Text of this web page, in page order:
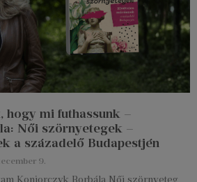
mi futhassunk –
Női szörnyetegek –
a századelő Budapestjén
9.